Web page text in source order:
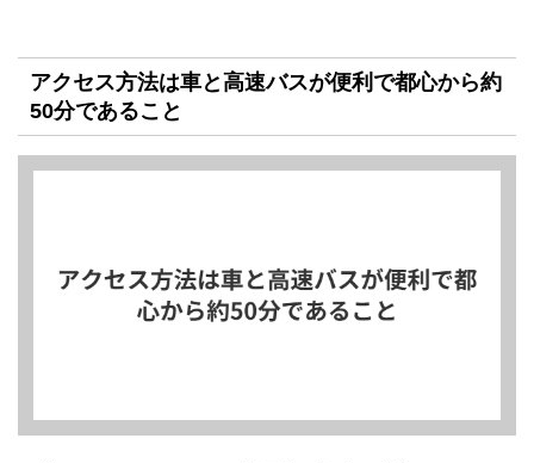
アクセス方法は車と高速バスが便利で都心から約
50分であること